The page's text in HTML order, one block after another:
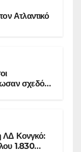
Ατλαντικό
σχεδόν
ΛΔ Κονγκό:
1.830